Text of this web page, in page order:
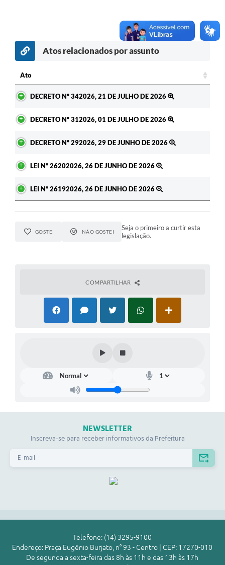
Atendimento Odontológico
Atos relacionados por assunto
Ato
DECRETO Nº 342026, 21 DE JULHO DE 2026
DECRETO Nº 312026, 01 DE JULHO DE 2026
DECRETO Nº 292026, 29 DE JUNHO DE 2026
LEI Nº 26202026, 26 DE JUNHO DE 2026
LEI Nº 26192026, 26 DE JUNHO DE 2026
GOSTEI NÃO GOSTEI
Seja o primeiro a curtir esta
legislação.
COMPARTILHAR
NEWSLETTER
Inscreva-se para receber informativos da Prefeitura
Telefone: (14) 3295-9100
Endereço: Praça Eugênio Burjato, n° 93 - Centro | CEP: 17270-010
De segunda a sexta-feira das 8h às 11h e das 13h às 17h